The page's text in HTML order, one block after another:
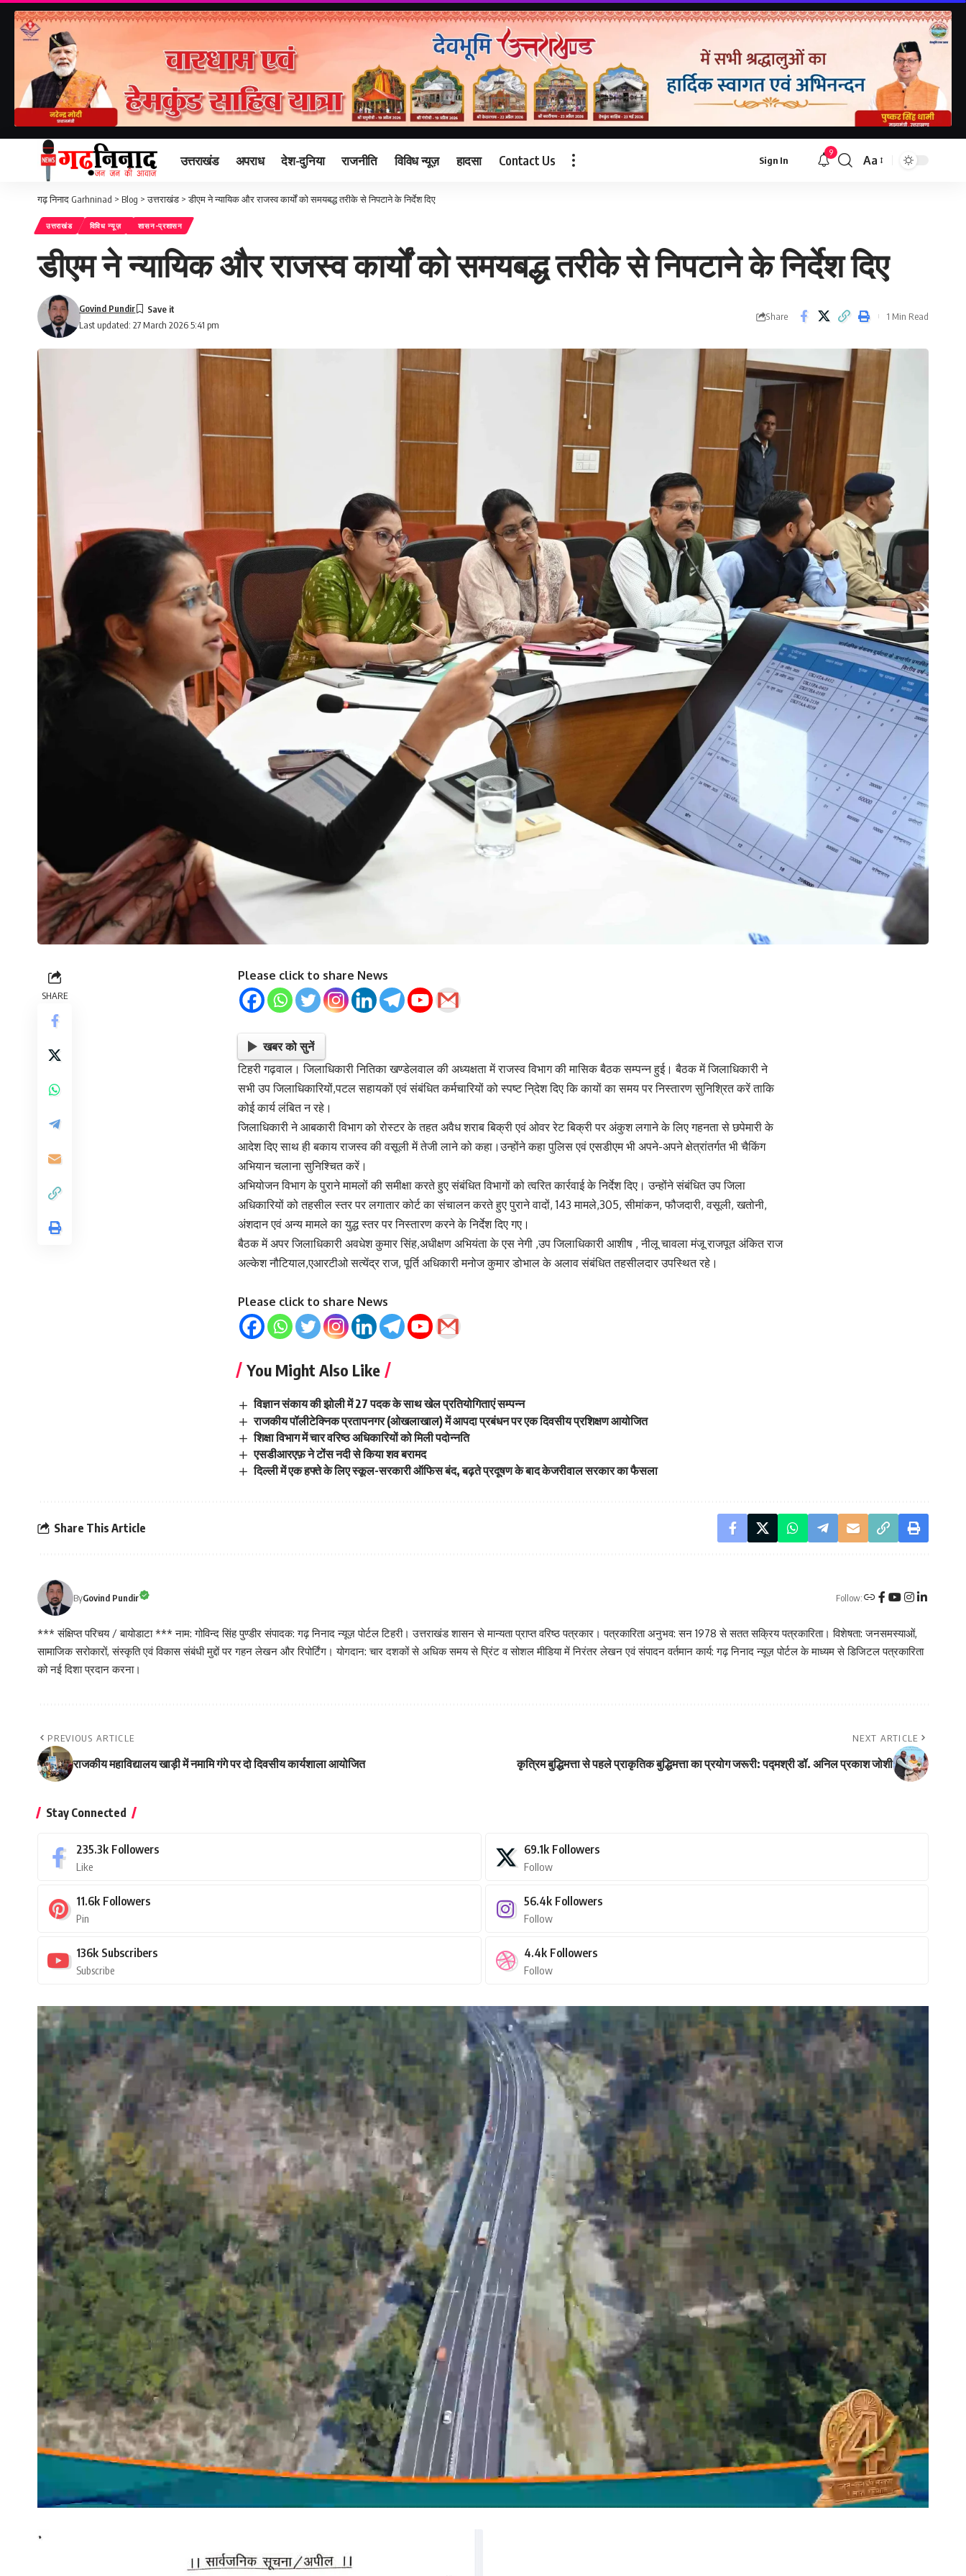
उत्तराखंड अपराध देश-दुनिया राजनीति विविध न्यूज़ हादसा Contact Us Sign In
9
Font
Aa
गढ़ निनाद Garhninad > Blog >उत्तराखंड >डीएम ने न्यायिक और राजस्व कार्यों को समयबद्ध तरीके से निपटाने के निर्देश दिए
उत्तराखंड विविध न्यूज़ शासन-प्रशासन
डीएम ने न्यायिक और राजस्व कार्यों को समयबद्ध तरीके से निपटाने के निर्देश दिए
Last updated: 27 March 2026 5:41 pm
Govind Pundir
Share 1 Min Read
SHARE
Please click to share News
खबर को सुनें
टिहरी गढ़वाल। जिलाधिकारी नितिका खण्डेलवाल की अध्यक्षता में राजस्व विभाग की मासिक बैठक सम्पन्न हुई। बैठक में जिलाधिकारी ने
सभी उप जिलाधिकारियों,पटल सहायकों एवं संबंधित कर्मचारियों को स्पष्ट नि्देश दिए कि कायों का समय पर निस्तारण सुनिश्रित करें ताकि
कोई कार्य लंबित न रहे।
जिलाधिकारी ने आबकारी विभाग को रोस्टर के तहत अवैध शराब बिक्री एवं ओवर रेट बिक्री पर अंकुश लगाने के लिए गहनता से छपेमारी के
आदेश दिए साथ ही बकाय राजस्व की वसूली में तेजी लाने को कहा।उन्होंने कहा पुलिस एवं एसडीएम भी अपने-अपने क्षेत्रांतर्गत भी चैकिंग
अभियान चलाना सुनिश्चित करें।
अभियोजन विभाग के पुराने मामलों की समीक्षा करते हुए संबंधित विभागों को त्वरित कार्रवाई के निर्देश दिए। उन्होंने संबंधित उप जिला
अधिकारियों को तहसील स्तर पर लगातार कोर्ट का संचालन करते हुए पुराने वादों, 143 मामले,305, सीमांकन, फौजदारी, वसूली, खतोनी,
अंशदान एवं अन्य मामले का युद्ध स्तर पर निस्तारण करने के निर्देश दिए गए।
बैठक में अपर जिलाधिकारी अवधेश कुमार सिंह,अधीक्षण अभियंता के एस नेगी ,उप जिलाधिकारी आशीष , नीलू चावला मंजू राजपूत अंकित राज
अल्केश नौटियाल,एआरटीओ सत्येंद्र राज, पूर्ति अधिकारी मनोज कुमार डोभाल के अलाव संबंधित तहसीलदार उपस्थित रहे।
Please click to share News
You Might Also Like
विज्ञान संकाय की झोली में 27 पदक के साथ खेल प्रतियोगिताएं सम्पन्न
राजकीय पॉलीटेक्निक प्रतापनगर (ओखलाखाल) में आपदा प्रबंधन पर एक दिवसीय प्रशिक्षण आयोजित
शिक्षा विभाग में चार वरिष्ठ अधिकारियों को मिली पदोन्नति
एसडीआरएफ़ ने टोंस नदी से किया शव बरामद
दिल्ली में एक हफ्ते के लिए स्कूल-सरकारी ऑफिस बंद, बढ़ते प्रदूषण के बाद केजरीवाल सरकार का फैसला
Share This Article
ByGovind Pundir Follow:
*** संक्षिप्त परिचय / बायोडाटा *** नाम: गोविन्द सिंह पुण्डीर संपादक: गढ़ निनाद न्यूज़ पोर्टल टिहरी। उत्तराखंड शासन से मान्यता प्राप्त वरिष्ठ पत्रकार। पत्रकारिता अनुभव: सन 1978 से सतत सक्रिय पत्रकारिता। विशेषता: जनसमस्याओं,
सामाजिक सरोकारों, संस्कृति एवं विकास संबंधी मुद्दों पर गहन लेखन और रिपोर्टिंग। योगदान: चार दशकों से अधिक समय से प्रिंट व सोशल मीडिया में निरंतर लेखन एवं संपादन वर्तमान कार्य: गढ़ निनाद न्यूज़ पोर्टल के माध्यम से डिजिटल पत्रकारिता
को नई दिशा प्रदान करना।
PREVIOUS ARTICLE
राजकीय महाविद्यालय खाड़ी में नमामि गंगे पर दो दिवसीय कार्यशाला आयोजित
NEXT ARTICLE
कृत्रिम बुद्धिमत्ता से पहले प्राकृतिक बुद्धिमत्ता का प्रयोग जरूरी: पद्मश्री डॉ. अनिल प्रकाश जोशी
Stay Connected
235.3k Followers
Like
69.1k Followers
Follow
11.6k Followers
Pin
56.4k Followers
Follow
136k Subscribers
Subscribe
4.4k Followers
Follow